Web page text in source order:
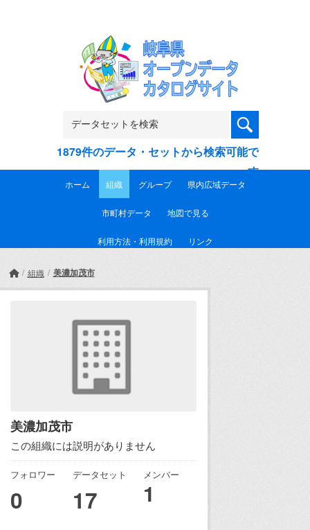
1879件のデータ・セットから検索可能で
す
ホーム 組織 グループ 県内広域データ
市町村データ 地図で見る
利用方法・利用規約 リンク
組織 美濃加茂市
美濃加茂市
この組織には説明がありません
フォロワー
0
データセット
17
メンバー
1